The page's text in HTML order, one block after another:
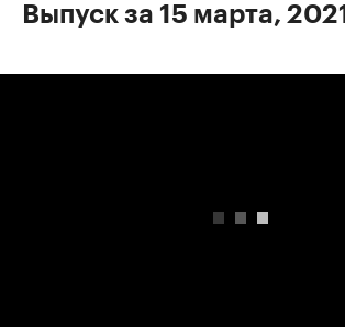
Выпуск за 15 марта, 2021